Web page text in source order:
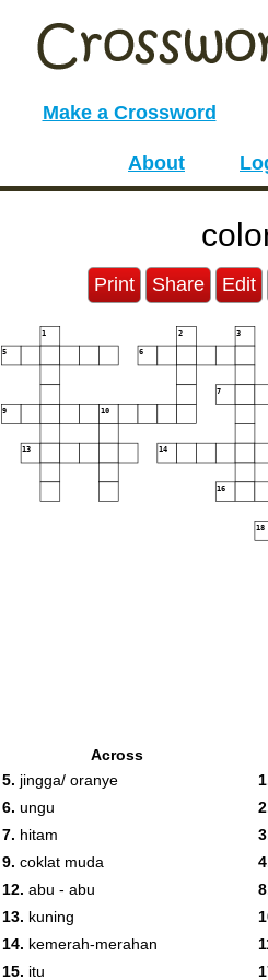
Make a Crossword
About
Print Share Edit
1 2 3
5 6
7
9 10
13
14
16
18
Across
5. jingga/ oranye
6. ungu
7. hitam
9. coklat muda
12. abu - abu
13. kuning
14. kemerah-merahan
15. itu